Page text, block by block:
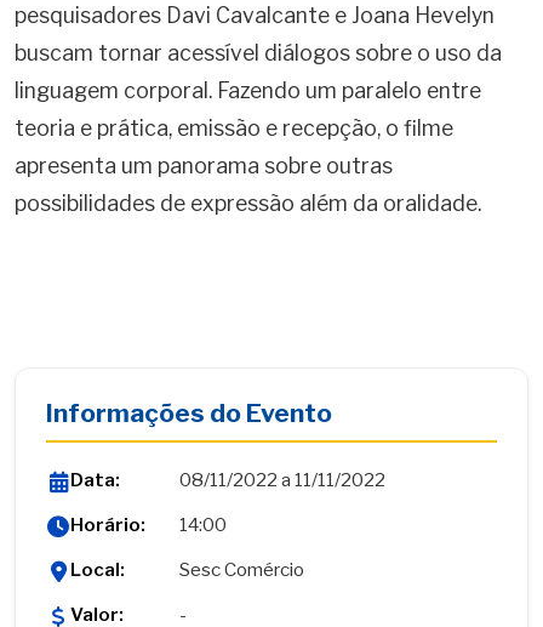
pesquisadores Davi Cavalcante e Joana Hevelyn
buscam tornar acessível diálogos sobre o uso da
linguagem corporal. Fazendo um paralelo entre
teoria e prática, emissão e recepção, o filme
apresenta um panorama sobre outras
possibilidades de expressão além da oralidade.
Informações do Evento
Data:
08/11/2022 a 11/11/2022
Horário:
14:00
Local:
Sesc Comércio
Valor:
-